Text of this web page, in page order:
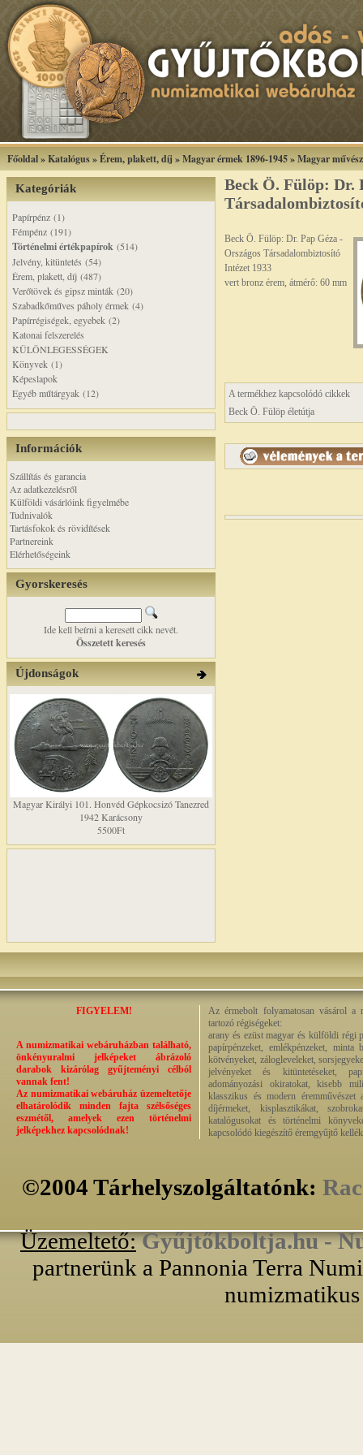
Főoldal»Katalógus»Érem, plakett, díj »Magyar érmek 1896-1945»Magyar
Kategóriák
Papírpénz (1)
Fémpénz (191)
Történelmi értékpapírok (514)
Jelvény, kitüntetés (54)
Érem, plakett, díj (487)
Verőtövek és gipsz minták (20)
Szabadkőműves páholy érmek (4)
Papírrégiségek, egyebek (2)
Katonai felszerelés
KÜLÖNLEGESSÉGEK
Könyvek (1)
Képeslapok
Egyéb műtárgyak (12)
Információk
Szállítás és garancia
Az adatkezelésről
Külföldi vásárlóink figyelmébe
Tudnivalók
Tartásfokok és rövidítések
Partnereink
Elérhetőségeink
Gyorskeresés
Ide kell beírni a keresett cikk nevét.
Összetett keresés
Újdonságok
Magyar Királyi 101. Honvéd Gépkocsizó Tanezred
1942 Karácsony
5500Ft
Beck Ö. Fülöp: Dr.
Beck Ö. Fülöp: Dr. Pap Géza -
Országos Társadalombiztosító
Intézet 1933
vert bronz érem, átmérő: 60 mm
A termékhez kapcsolódó cikkek
Beck Ö. Fülöp életútja
FIGYELEM!
A numizmatikai webáruházban található,
önkényuralmi jelképeket ábrázoló
darabok kizárólag gyűjteményi célból
vannak fent!
Az numizmatikai webáruház üzemeltetője
elhatárolódik minden fajta szélsőséges
eszmétől, amelyek ezen történelmi
jelképekhez kapcsolódnak!
Az érmebolt folyamatosan vásárol a
tartozó régiségeket:
arany és ezüst magyar és külföldi régi
papírpénzeket, emlékpénzeket, minta
kötvényeket, zálogleveleket,
jelvényeket és kitüntetéseket,
adományozási okiratokat, kisebb
klasszikus és modern éremművészet
díjérmeket, kisplasztikákat,
katalógusokat és történelmi
kapcsolódó kiegészítő éremgyűjtő
©2004 Tárhelyszolgáltatónk:
Üzemeltető: Gyűjtőkboltja.hu -
partnerünk a Pannonia Terra
numizmatikus